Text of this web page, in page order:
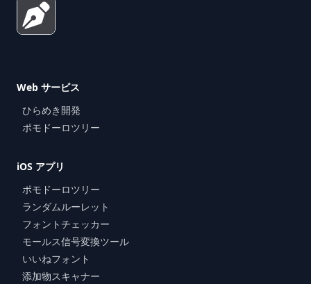
Web サービス
ひらめき開発
ポモドーロツリー
iOS アプリ
ポモドーロツリー
ランダムルーレット
フォントチェッカー
モールス信号変換ツール
いいねフォント
添加物スキャナー